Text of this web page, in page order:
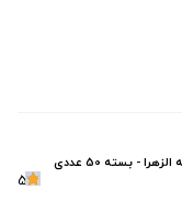
- بسته 50 عددی
5